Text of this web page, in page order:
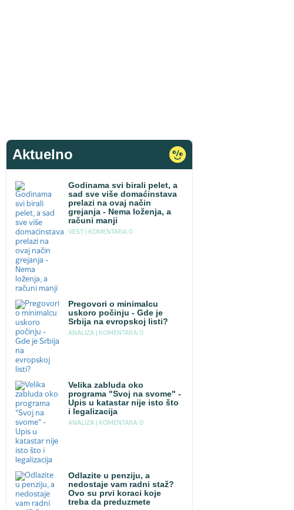
Aktuelno
Godinama svi birali pelet, a
sad sve više domaćinstava
prelazi na ovaj način
grejanja - Nema loženja, a
računi manji
VEST | KOMENTARA: 0
Pregovori o minimalcu
uskoro počinju - Gde je
Srbija na evropskoj listi?
ANALIZA | KOMENTARA: 0
Velika zabluda oko
programa "Svoj na svome" -
Upis u katastar nije isto što
i legalizacija
ANALIZA | KOMENTARA: 0
Odlazite u penziju, a
nedostaje vam radni staž?
Ovo su prvi koraci koje
treba da preduzmete